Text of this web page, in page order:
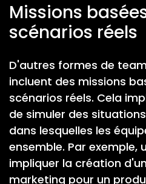
Missions
scénarios réels
D'autres formes de
incluent des missions
scénarios réels. Cela
de simuler des
dans lesquelles les
ensemble. Par exemple,
impliquer la création
marketing pour un